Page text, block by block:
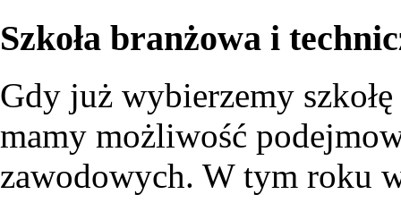
Szkoła branżowa i
Gdy już wybierzemy
mamy możliwość
zawodowych. W tym roku